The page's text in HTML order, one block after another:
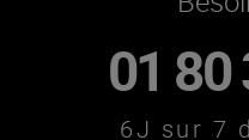
01 80
6J sur 7